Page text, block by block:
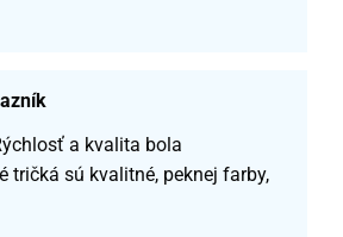
a kvalita bola
tričká sú kvalitné, peknej farby,